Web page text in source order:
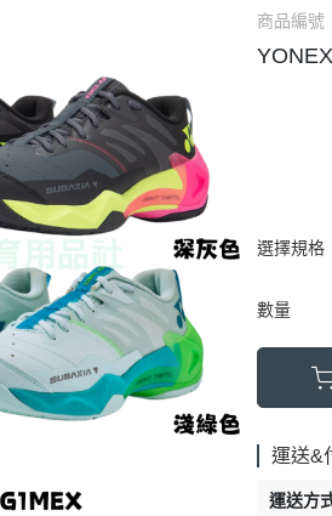
商品編號
選擇規格
數量
運送&
運送方